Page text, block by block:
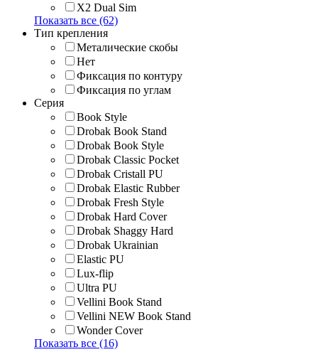
X2 Dual Sim
Показать все (62)
Тип крепления
Металические скобы
Нет
Фиксация по контуру
Фиксация по углам
Серия
Book Style
Drobak Book Stand
Drobak Book Style
Drobak Classic Pocket
Drobak Cristall PU
Drobak Elastic Rubber
Drobak Fresh Style
Drobak Hard Cover
Drobak Shaggy Hard
Drobak Ukrainian
Elastic PU
Lux-flip
Ultra PU
Vellini Book Stand
Vellini NEW Book Stand
Wonder Cover
Показать все (16)